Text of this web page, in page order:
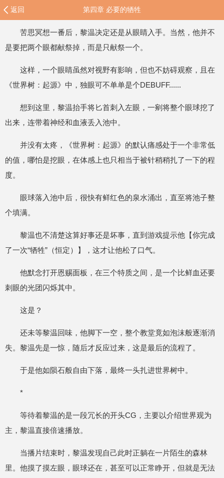
返回 第四章 必要的牺牲
苦思冥想一番后，黎温决定还是从眼睛入手。当然，他并不
是要把两个眼都献祭掉，而是只献祭一个。
这样，一个眼睛虽然对视野有影响，但也不妨碍观察，且在
《世界树：起源》中，独眼可不单单是个DEBUFF......
想到这里，黎温抬手将匕首刺入左眼，一剜将整个眼球挖了
出来，连带着神经和血液丢入池中。
并没有太疼，《世界树：起源》的默认痛感处于一个非常低
的值，哪怕是挖眼，在体感上也只相当于被针稍稍扎了一下的程
度。
眼球落入池中后，很快有鲜红色的泉水涌出，直至将池子整
个填满。
黎温也不清楚这算好事还是坏事，直到游戏提示他【你完成
了一次“牺牲”（恒定）】，这才让他松了口气。
他默念打开恩赐面板，在三个特质之间，是一个比鲜血还要
刺眼的光团闪烁其中。
这是？
还未等黎温回味，他脚下一空，整个教堂竟如泡沫般逐渐消
失。黎温先是一惊，随后才反应过来，这是最后的流程了。
于是他如陨石般自由下落，最终一头扎进世界树中。
*
等待着黎温的是一段冗长的开头CG，主要以介绍世界观为
主，黎温直接倍速播放。
当播片结束时，黎温发现自己此时正躺在一片陌生的森林
里。他摸了摸左眼，眼球还在，甚至可以正常睁开，但就是无法